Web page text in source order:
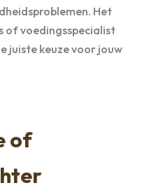
Het
of voedingsspecialist
juiste keuze voor jouw
of